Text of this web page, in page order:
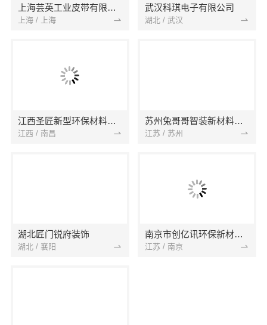
上海芸英工业皮带有限公司
上海 / 上海
武汉科琪电子有限公司
湖北 / 武汉
江西圣匠新型环保材料有限公司
江西 / 南昌
苏州兔哥哥智装新材料有限公司
江苏 / 苏州
湖北匠门锐府装饰
湖北 / 襄阳
南京市创亿讯环保新材料有限公司
江苏 / 南京